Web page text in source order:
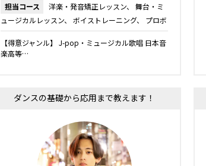
担当コース
洋楽・発音矯正レッスン
舞台・ミ
ュージカルレッスン
ボイストレーニング
プロボ
【得意ジャンル】 J-pop・ミュージカル歌唱 日本音
楽高等…
ダンスの基礎から応用まで教えます！